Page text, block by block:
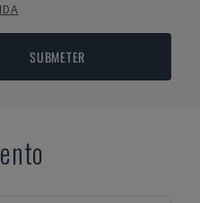
SUBMETER